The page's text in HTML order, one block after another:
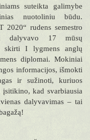
suteikta galimybe
nuotoliniu būdu.
2020“ rudens semestro
dalyvavo 17 mūsų
skirti I lygmens anglų
diplomai. Mokiniai
informacijos, išmokti
ir sužinoti, kuriuos
kad svarbiausia
dalyvavimas – tai